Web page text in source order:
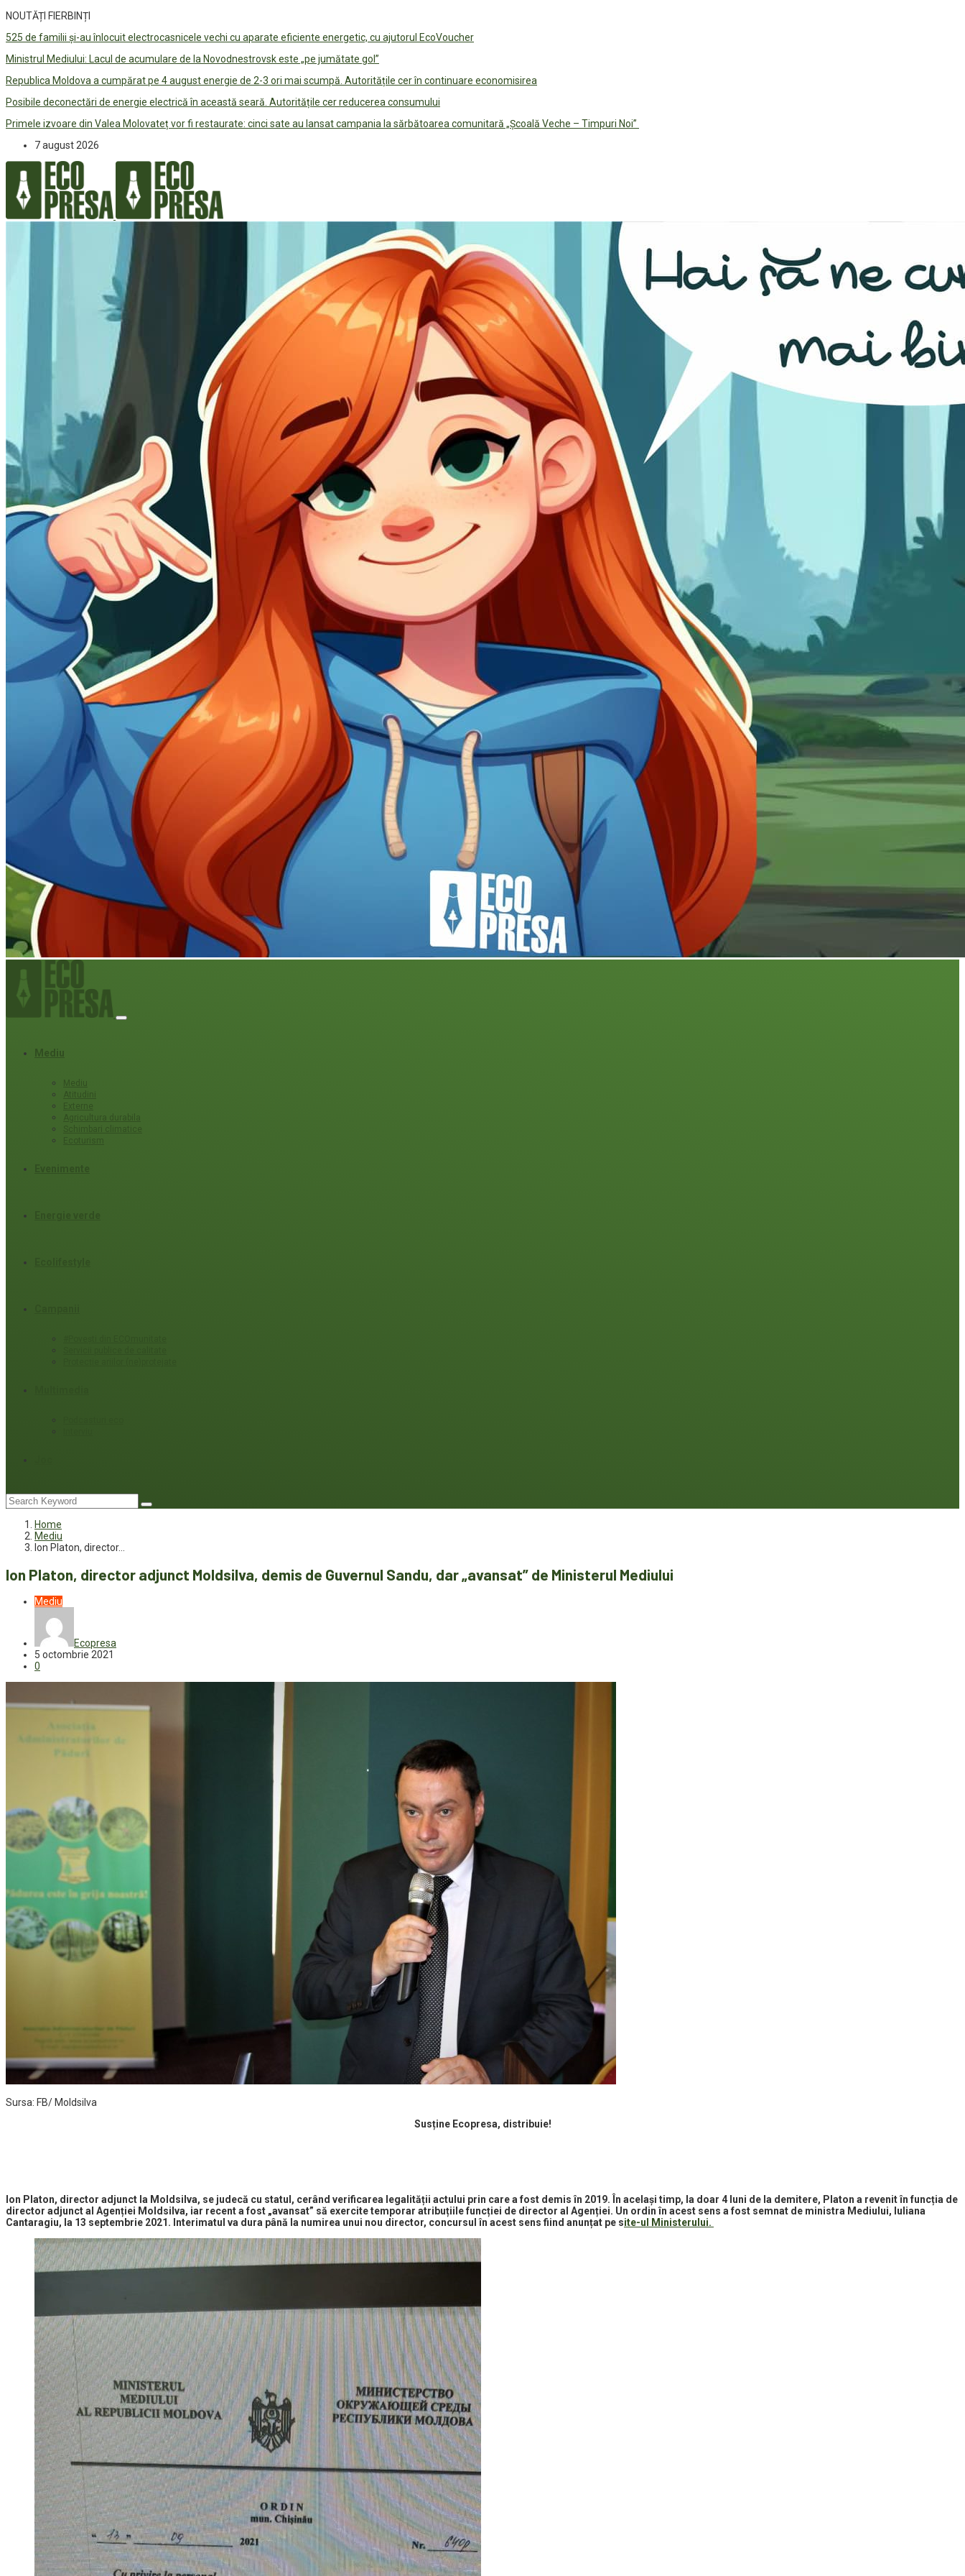
NOUTĂȚI FIERBINȚI
525 de familii și-au înlocuit electrocasnicele vechi cu aparate eficiente energetic, cu ajutorul EcoVoucher
Ministrul Mediului: Lacul de acumulare de la Novodnestrovsk este „pe jumătate gol”
Republica Moldova a cumpărat pe 4 august energie de 2-3 ori mai scumpă. Autoritățile cer în continuare economisirea
Posibile deconectări de energie electrică în această seară. Autoritățile cer reducerea consumului
Primele izvoare din Valea Molovateț vor fi restaurate: cinci sate au lansat campania la sărbătoarea comunitară „Școală Veche – Timpuri Noi”
7 august 2026
Mediu
Mediu
Atitudini
Externe
Agricultura durabila
Schimbari climatice
Ecoturism
Home
Mediu
Ion Platon, director…
Ion Platon, director adjunct Moldsilva, demis de Guvernul Sandu, dar „avansat” de Ministerul Mediului
Mediu
Ecopresa
5 octombrie 2021
0
Sursa: FB/ Moldsilva
Susține Ecopresa, distribuie!
Ion Platon, director adjunct la Moldsilva, se judecă cu statul, cerând verificarea legalității actului prin care a fost demis în 2019. În același timp, la doar 4 luni de la demitere, Platon a revenit în funcția de
director adjunct al Agenției Moldsilva, iar recent a fost „avansat” să exercite temporar atribuțiile funcției de director al Agenției. Un ordin în acest sens a fost semnat de ministra Mediului, Iuliana
Cantaragiu, la 13 septembrie 2021. Interimatul va dura până la numirea unui nou director, concursul în acest sens fiind anunțat pe site-ul Ministerului.